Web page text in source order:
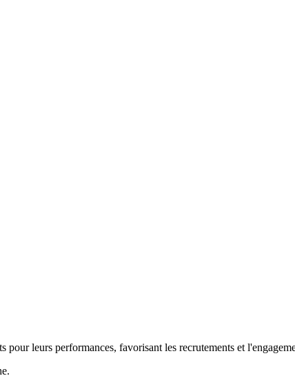
leurs performances, favorisant les recrutements et